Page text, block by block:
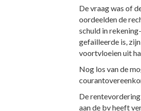
De vraag was of
oordeelden de
schuld in
gefailleerde is,
voortvloeien uit
Nog los van de
De
aan de bv heeft